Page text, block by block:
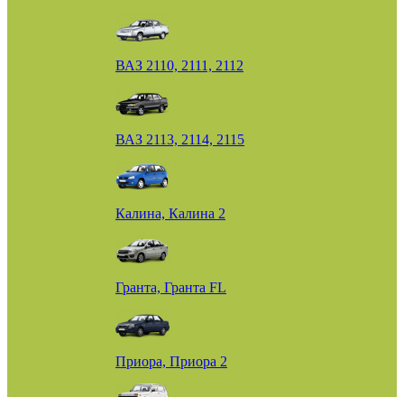
ВАЗ 2110, 2111, 2112
ВАЗ 2113, 2114, 2115
Калина, Калина 2
Гранта, Гранта FL
Приора, Приора 2